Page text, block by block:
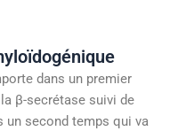
dans un premier
β-secrétase suivi de
un second temps qui va